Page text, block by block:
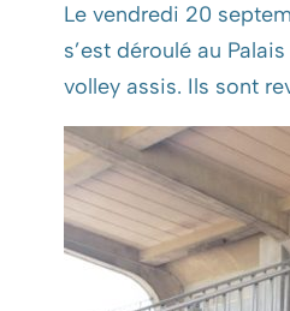
Le vendredi 20
s’est déroulé au
volley assis. Ils sont